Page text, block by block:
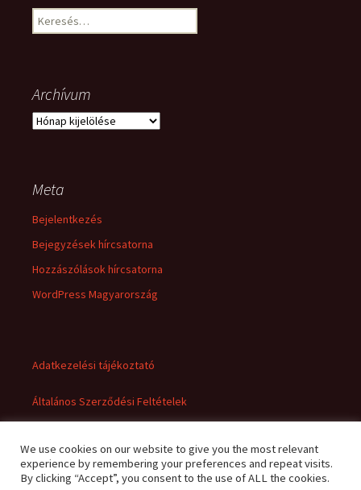
Keresés:
Archívum
Archívum
Meta
Bejelentkezés
Bejegyzések hírcsatorna
Hozzászólások hírcsatorna
WordPress Magyarország
Adatkezelési tájékoztató
Általános Szerződési Feltételek
We use cookies on our website to give you the most relevant
experience by remembering your preferences and repeat visits.
By clicking “Accept”, you consent to the use of ALL the cookies.